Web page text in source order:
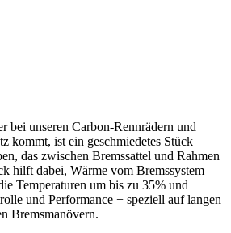
unseren Carbon-Rennrädern und
kommt, ist ein geschmiedetes Stück
das zwischen Bremssattel und Rahmen
hilft dabei, Wärme vom Bremssystem
Temperaturen um bis zu 35% und
und Performance − speziell auf langen
Bremsmanövern.